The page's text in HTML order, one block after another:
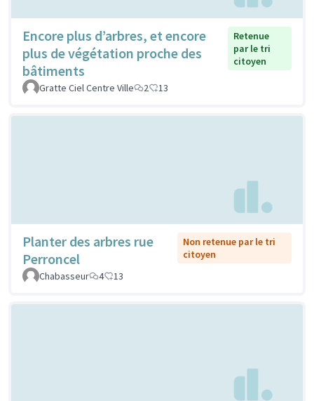
Encore plus d’arbres, et encore
plus de végétation proche des
bâtiments
Retenue
par le tri
citoyen
Gratte Ciel Centre Ville 2 13
Planter des arbres rue
Perroncel
Non retenue par le tri
citoyen
Chabasseur
4 13